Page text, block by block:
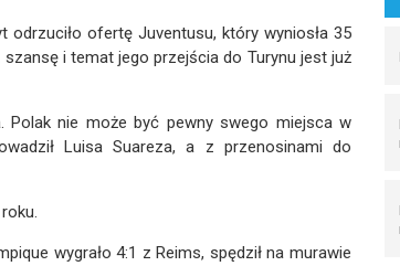
ofertę Juventusu, który wyniosła 35
i temat jego przejścia do Turynu jest już
Polak nie może być pewny swego miejsca w
Luisa Suareza, a z przenosinami do
wygrało 4:1 z Reims, spędził na murawie